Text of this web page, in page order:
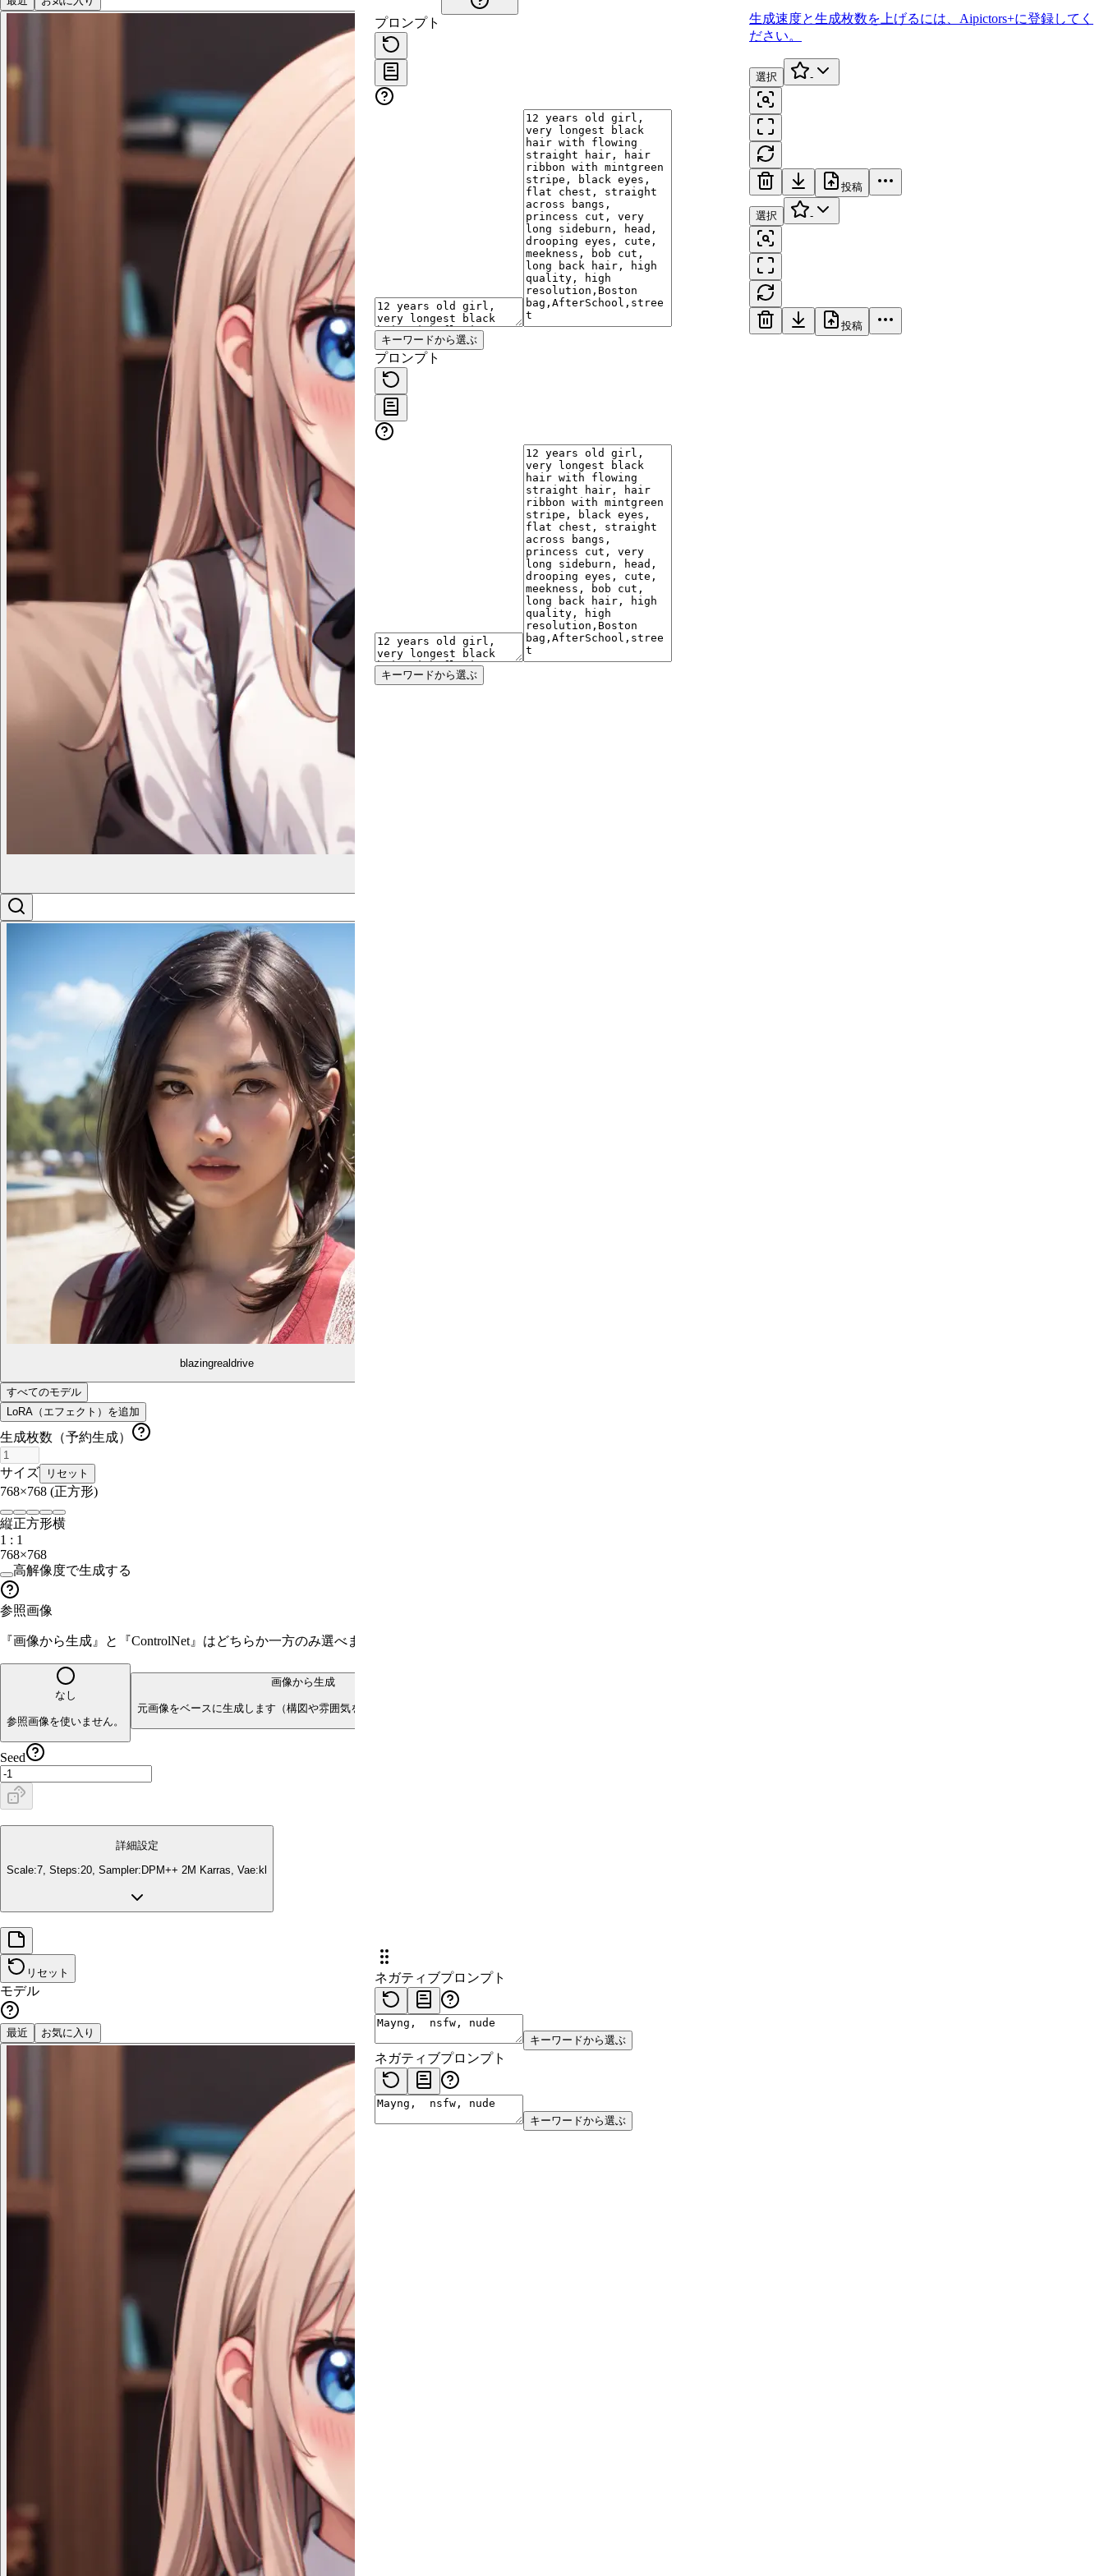
blazingrealdrive
すべてのモデル
LoRA（エフェクト）を追加
生成枚数（予約生成）
サイズ リセット
768×768 (正方形)
縦正方形横
1 : 1
768×768
高解像度で生成する
参照画像
『画像から生成』と『ControlNet』はどちらか一方のみ選べます。切り替えると反対側の設定は解除されます。
なし
参照画像を使いません。
画像から生成
元画像をベースに生成します（構図や雰囲気を引き継ぎたいとき）。
Seed
詳細設定
Scale:7, Steps:20, Sampler: DPM++ 2M Karras, Vae: kl
リセット
モデル
最近 お気に入り
プロンプト
キーワードから選ぶ
プロンプト
キーワードから選ぶ
ネガティブプロンプト
キーワードから選ぶ
ネガティブプロンプト
キーワードから選ぶ
生成速度と生成枚数を上げるには、 Aipictors+に登録してく
ださい。
選択 -
投稿
選択 -
投稿